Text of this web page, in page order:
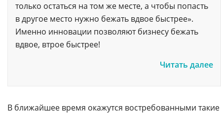
только остаться на том же месте, а чтобы попасть
в другое место нужно бежать вдвое быстрее».
Именно инновации позволяют бизнесу бежать
вдвое, втрое быстрее!
Читать далее
В ближайшее время окажутся востребованными такие